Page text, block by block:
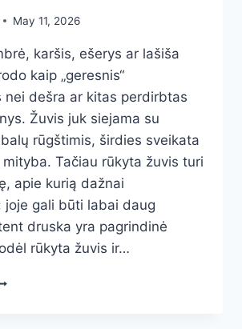
May 11, 2026
karšis, ešerys ar lašiša
kaip „geresnis“
nei dešra ar kitas perdirbtas
Žuvis juk siejama su
rūgštimis, širdies sveikata
Tačiau rūkyta žuvis turi
apie kurią dažnai
joje gali būti labai daug
druska yra pagrindinė
rūkyta žuvis ir…